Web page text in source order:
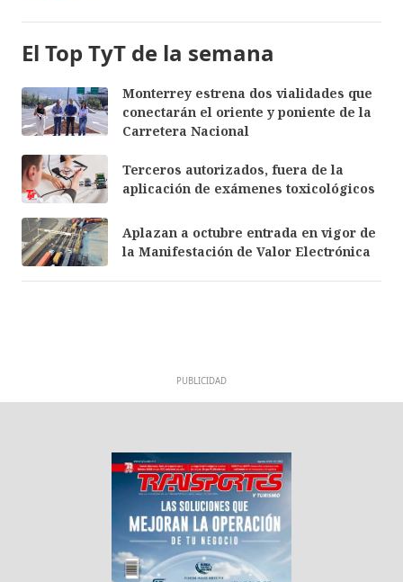
El Top TyT de la semana
Monterrey estrena dos vialidades que
conectarán el oriente y poniente de la
Carretera Nacional
Terceros autorizados, fuera de la
aplicación de exámenes toxicológicos
Aplazan a octubre entrada en vigor de
la Manifestación de Valor Electrónica
PUBLICIDAD